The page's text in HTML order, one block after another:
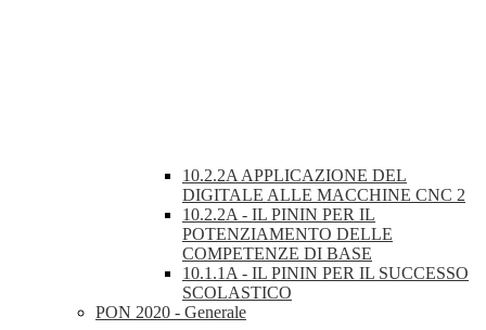
10.2.2A APPLICAZIONE DEL
DIGITALE ALLE MACCHINE CNC 2
10.2.2A - IL PININ PER IL
POTENZIAMENTO DELLE
COMPETENZE DI BASE
10.1.1A - IL PININ PER IL SUCCESSO
SCOLASTICO
PON 2020 - Generale